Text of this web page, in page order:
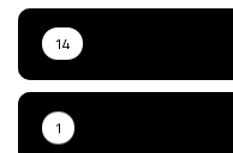
14
1